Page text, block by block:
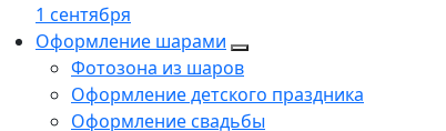
1 сентября
Оформление шарами
Фотозона из шаров
Оформление детского праздника
Оформление свадьбы